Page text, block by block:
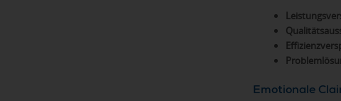
Emotionale